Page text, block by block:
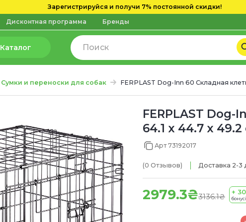
Зарегистрируйся и получи 7% постоянной скидки!
Дисконтная программа Бренды
Каталог
Сумки и переноски для собак FERPLAST Dog-Inn 60 Складная
FERPLAST Dog-
64.1 x 44.7 x 49.2
Арт 73192017
(0 Отзывов) Доставка 2-3
2979.3₴3136.1₴
+ 30